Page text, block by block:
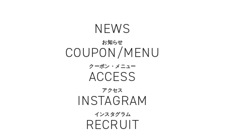
NEWS
お知らせ
COUPON/MENU
クーポン・メニュー
ACCESS
アクセス
INSTAGRAM
インスタグラム
RECRUIT